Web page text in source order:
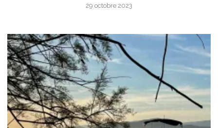
29 octobre 2023